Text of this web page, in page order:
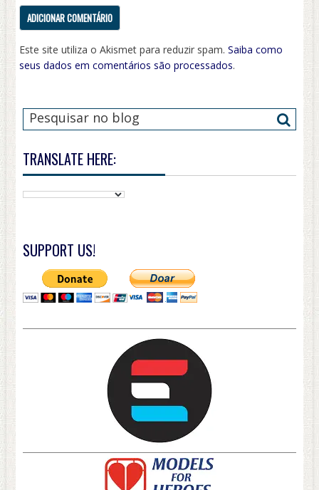
Este site utiliza o Akismet para reduzir spam.Saiba como
seus dados em comentários são processados.
TRANSLATE HERE:
SUPPORT US!